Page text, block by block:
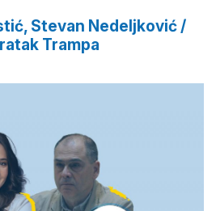
Stevan Nedeljković /
Trampa